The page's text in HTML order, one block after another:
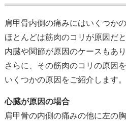
肩甲骨内側の痛みにはいくつか
ほとんどは筋肉のコリが原因だ
内臓や関節が原因のケースもあり
さらに、その筋肉のコリの原因
いくつかの原因をご紹介します。
心臓が原因の場合
肩甲骨の内側の痛みの他に左の